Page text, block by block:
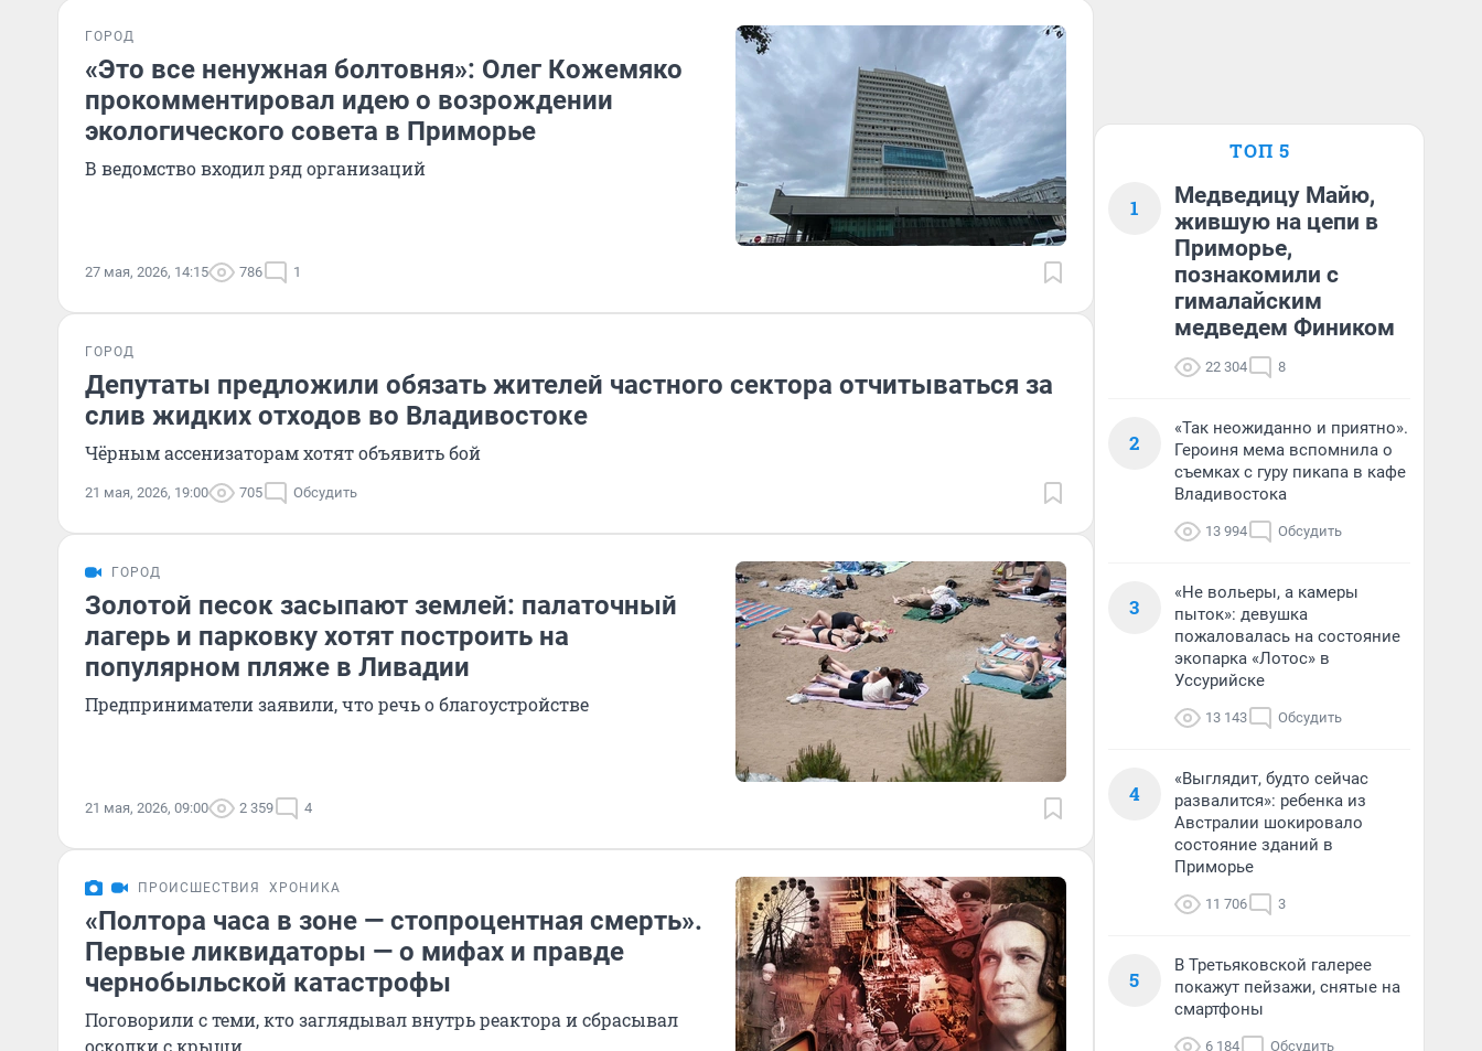
ГОРОД
«Это все ненужная болтовня»: Олег Кожемяко
прокомментировал идею о возрождении
экологического совета в Приморье
В ведомство входил ряд организаций
27 мая, 2026, 14:15 786 1
ГОРОД
Депутаты предложили обязать жителей частного сектора отчитываться за
слив жидких отходов во Владивостоке
Чёрным ассенизаторам хотят объявить бой
21 мая, 2026, 19:00 705 Обсудить
ГОРОД
Золотой песок засыпают землей: палаточный
лагерь и парковку хотят построить на
популярном пляже в Ливадии
Предприниматели заявили, что речь о благоустройстве
21 мая, 2026, 09:00 2 359 4
ПРОИСШЕСТВИЯ ХРОНИКА
«Полтора часа в зоне — стопроцентная смерть».
Первые ликвидаторы — о мифах и правде
чернобыльской катастрофы
Поговорили с теми, кто заглядывал внутрь реактора и сбрасывал
осколки с крыши
ТОП 5
1
Медведицу Майю,
жившую на цепи в
Приморье,
познакомили с
гималайским
медведем Фиником
22 304 8
2
«Так неожиданно и приятно».
Героиня мема вспомнила о
съемках с гуру пикапа в кафе
Владивостока
13 994 Обсудить
3
«Не вольеры, а камеры
пыток»: девушка
пожаловалась на состояние
экопарка «Лотос» в
Уссурийске
13 143 Обсудить
4
«Выглядит, будто сейчас
развалится»: ребенка из
Австралии шокировало
состояние зданий в
Приморье
11 706 3
5
В Третьяковской галерее
покажут пейзажи, снятые на
смартфоны
6 184 Обсудить